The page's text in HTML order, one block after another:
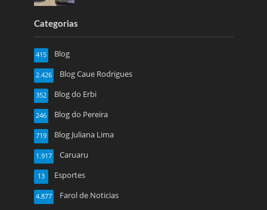
Categorias
Blog
415
Blog Caue Rodrigues
2.426
Blog do Erbi
352
Blog do Pereira
246
Blog Juliana Lima
719
Caruaru
1.917
Esportes
13
Farol de Noticias
4.877